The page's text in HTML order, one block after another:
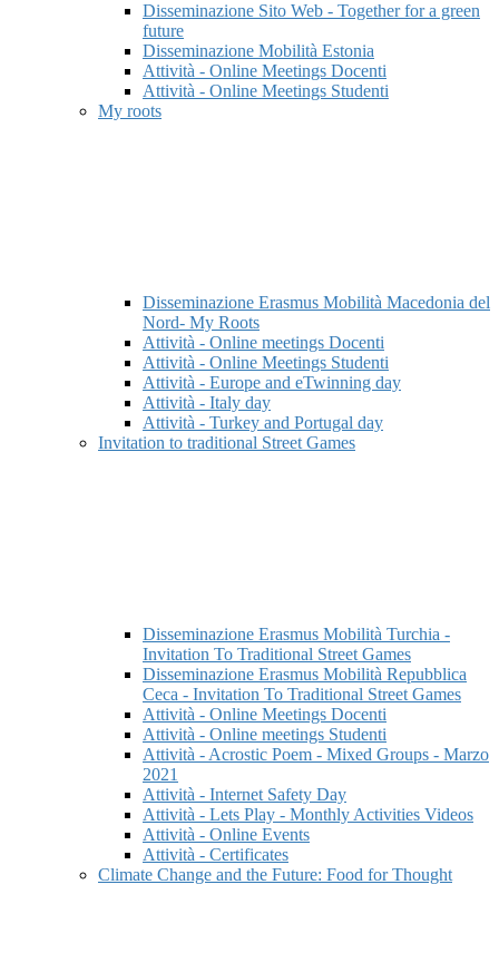
Disseminazione Sito Web - Together for a green
future
Disseminazione Mobilità Estonia
Attività - Online Meetings Docenti
Attività - Online Meetings Studenti
My roots
Disseminazione Erasmus Mobilità Macedonia del
Nord- My Roots
Attività - Online meetings Docenti
Attività - Online Meetings Studenti
Attività - Europe and eTwinning day
Attività - Italy day
Attività - Turkey and Portugal day
Invitation to traditional Street Games
Disseminazione Erasmus Mobilità Turchia -
Invitation To Traditional Street Games
Disseminazione Erasmus Mobilità Repubblica
Ceca - Invitation To Traditional Street Games
Attività - Online Meetings Docenti
Attività - Online meetings Studenti
Attività - Acrostic Poem - Mixed Groups - Marzo
2021
Attività - Internet Safety Day
Attività - Lets Play - Monthly Activities Videos
Attività - Online Events
Attività - Certificates
Climate Change and the Future: Food for Thought